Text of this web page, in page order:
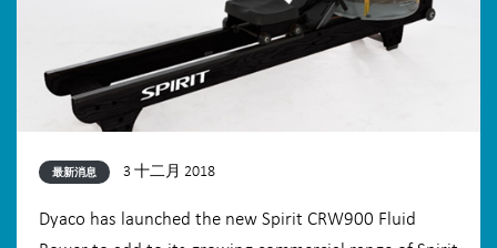
最新消息 3 十二月 2018
Dyaco has launched the new Spirit CRW900 Fluid